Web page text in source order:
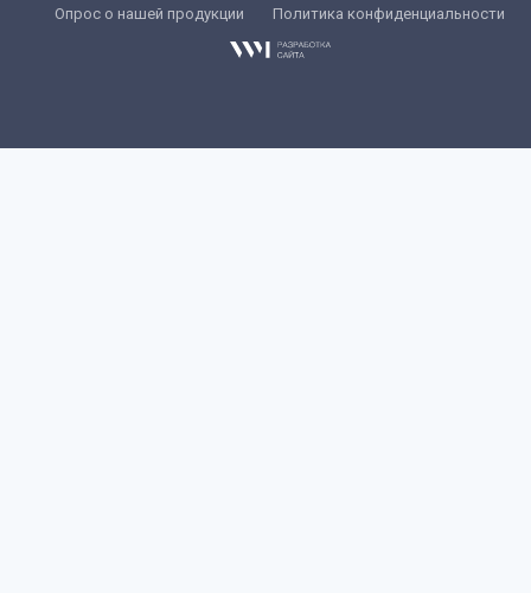
Опрос о нашей продукции Политика конфиденциальности